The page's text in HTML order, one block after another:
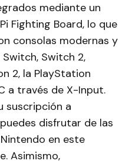
mediante un
Fighting Board, lo que
consolas modernas y
Switch 2,
2, la PlayStation
a través de X-Input.
suscripción a
disfrutar de las
en este
Asimismo,